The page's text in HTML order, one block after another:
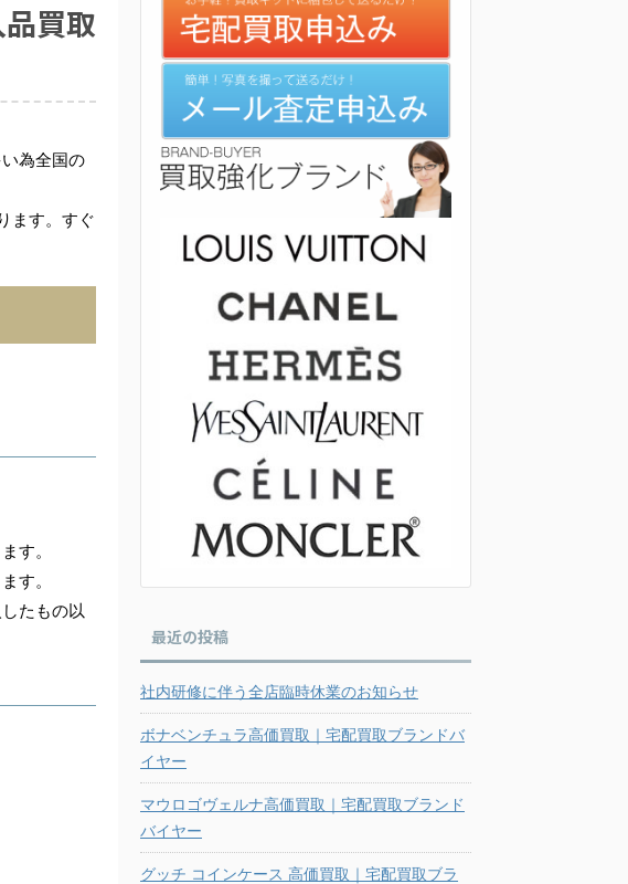
買取
為全国の
ます。すぐ
す。
す。
たもの以
最近の投稿
社内研修に伴う全店臨時休業のお知らせ
ボナベンチュラ高価買取｜宅配買取ブランドバ
イヤー
マウロゴヴェルナ高価買取｜宅配買取ブランド
バイヤー
グッチ コインケース 高価買取｜宅配買取ブラ